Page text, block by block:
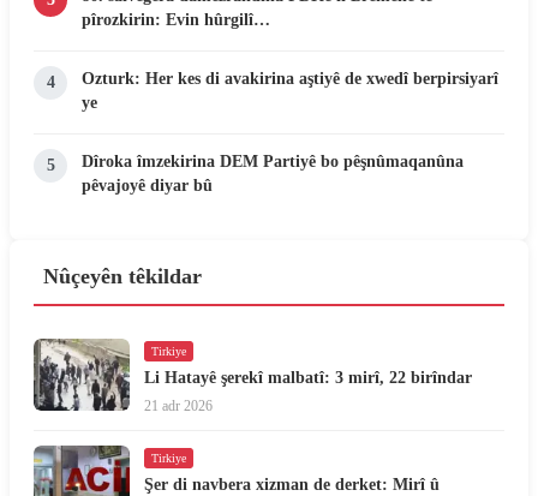
pîrozkirin: Evin hûrgilî…
4
Ozturk: Her kes di avakirina aştiyê de xwedî berpirsiyarî
ye
5
Dîroka îmzekirina DEM Partiyê bo pêşnûmaqanûna
pêvajoyê diyar bû
Nûçeyên têkildar
Tirkiye
Li Hatayê şerekî malbatî: 3 mirî, 22 birîndar
21 adr 2026
Tirkiye
Şer di navbera xizman de derket: Mirî û